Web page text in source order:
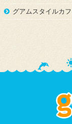
グアムスタイルカフ